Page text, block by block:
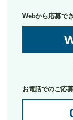
Webから応募で
お電話でのご応